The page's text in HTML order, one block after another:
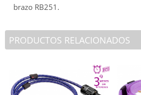
brazo RB251.
PRODUCTOS RELACIONADOS